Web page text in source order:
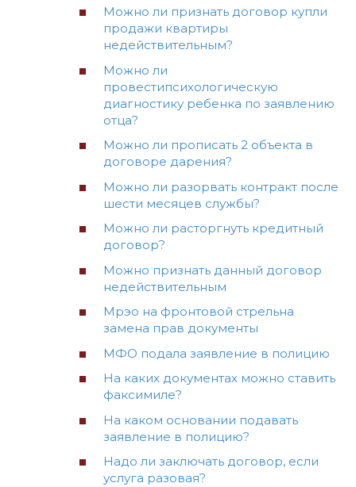
Можно ли признать договор купли
продажи квартиры
недействительным?
Можно ли
провестипсихологическую
диагностику ребенка по заявлению
отца?
Можно ли прописать 2 объекта в
договоре дарения?
Можно ли разорвать контракт после
шести месяцев службы?
Можно ли расторгнуть кредитный
договор?
Можно признать данный договор
недействительным
Мрэо на фронтовой стрельна
замена прав документы
МФО подала заявление в полицию
На каких документах можно ставить
факсимиле?
На каком основании подавать
заявление в полицию?
Надо ли заключать договор, если
услуга разовая?